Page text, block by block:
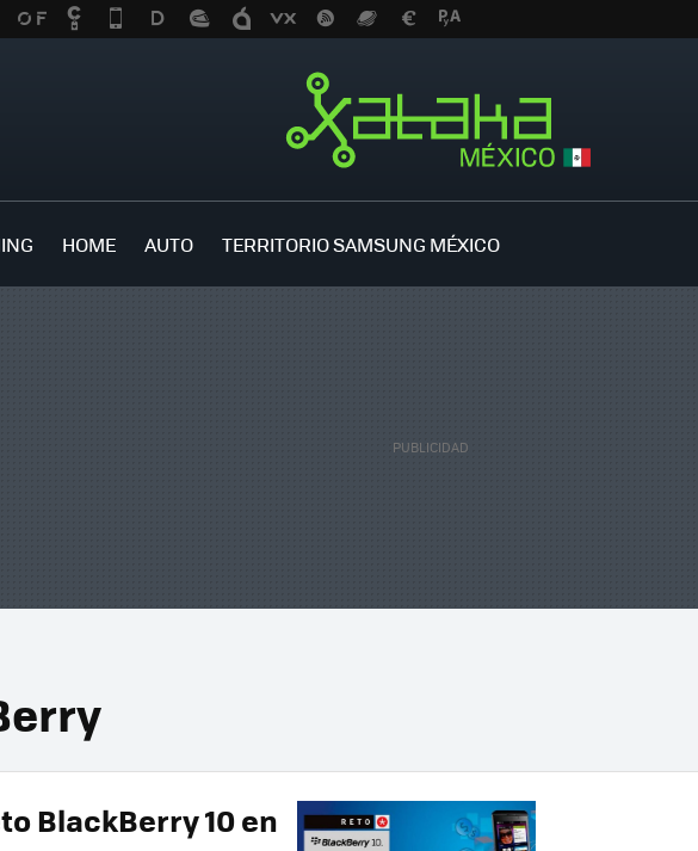
HOME AUTO TERRITORIO SAMSUNG MÉXICO
BlackBerry 10 en